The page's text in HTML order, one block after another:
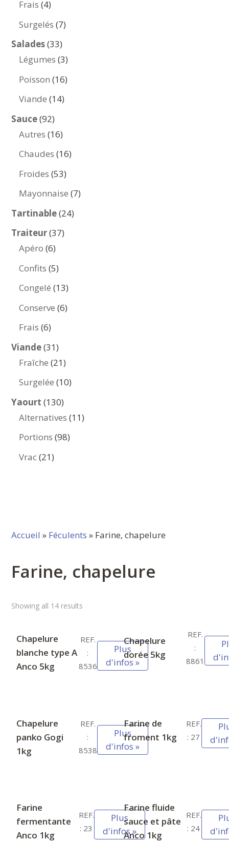
Frais 44
produits
Surgelés 77
Salades 3333
produits
Légumes 33
produits
Poisson 1616
Viande 1414
Sauce 9292
produits
Autres 1616
produits
Chaudes 1616
Froides 5353
produits
Mayonnaise 77
Tartinable 2424
Traiteur 3737
Apéro 66
produits
Confits 55
produits
Congelé 1313
produits
Conserve 66
Frais 66
produits
Viande 3131
produits
Fraîche 2121
produits
Surgelée 1010
Yaourt 130130
produits
Alternatives 1111
Portions 9898
Vrac 2121
Accueil » Féculents » Farine, chapelure
Farine, chapelure
Showing all 14 results
Chapelure
blanche type A
Anco 5kg
REF.
:
8536
Plus
d'infos »
Chapelure
dorée 5kg
REF.
:
8861
Chapelure
panko Gogi
1kg
REF.
:
8538
Plus
d'infos »
Farine de
froment 1kg
REF.
: 27
Farine
fermentante
Anco 1kg
REF.
: 23
Plus
d'infos »
Farine fluide
sauce et pâte
Anco 1kg
REF.
: 24